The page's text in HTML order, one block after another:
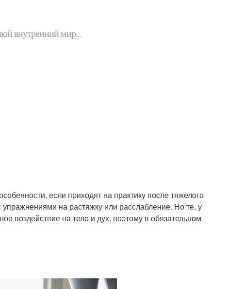
внутренний мир...
если приходят на практику после тяжелого
на растяжку или расслабление. Но те, у
воздействие на тело и дух, поэтому в обязательном